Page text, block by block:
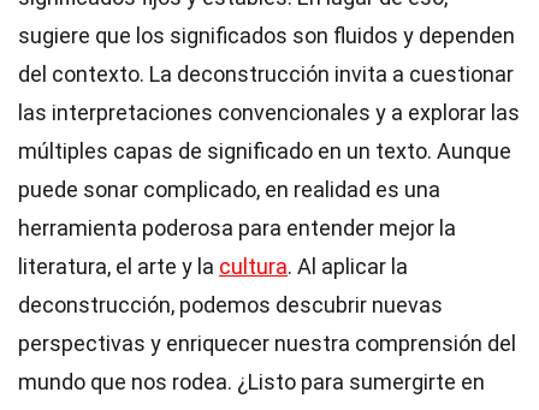
sugiere que los significados son fluidos y dependen
del contexto. La deconstrucción invita a cuestionar
las interpretaciones convencionales y a explorar las
múltiples capas de significado en un texto. Aunque
puede sonar complicado, en realidad es una
herramienta poderosa para entender mejor la
literatura, el arte y la cultura. Al aplicar la
deconstrucción, podemos descubrir nuevas
perspectivas y enriquecer nuestra comprensión del
mundo que nos rodea. ¿Listo para sumergirte en